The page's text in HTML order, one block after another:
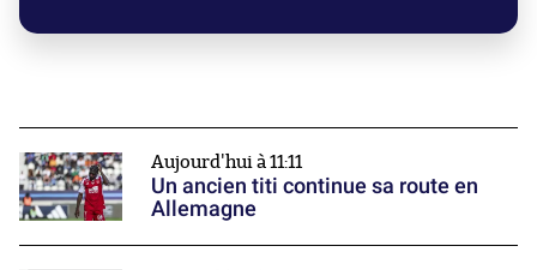
Aujourd'hui à 11:11
Un ancien titi continue sa route en
Allemagne